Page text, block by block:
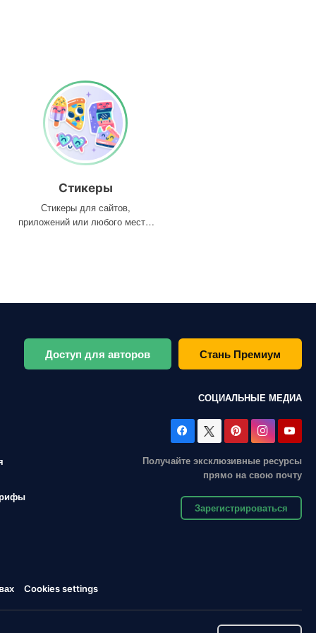
Стикеры
Стикеры для сайтов,
приложений или любого места,
Доступ для авторов Стань Премиум
СОЦИАЛЬНЫЕ МЕДИА
Получайте эксклюзивные ресурсы
прямо на свою почту
Зарегистрироваться
Cookies settings